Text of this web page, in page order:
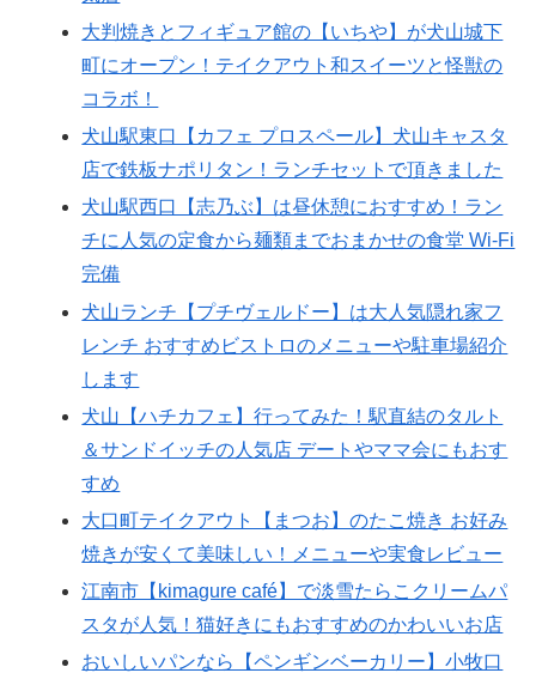
大判焼きとフィギュア館の【いちや】が犬山城下
町にオープン！テイクアウト和スイーツと怪獣の
コラボ！
犬山駅東口【カフェ プロスペール】犬山キャスタ
店で鉄板ナポリタン！ランチセットで頂きました
犬山駅西口【志乃ぶ】は昼休憩におすすめ！ラン
チに人気の定食から麺類までおまかせの食堂 Wi-Fi
完備
犬山ランチ【プチヴェルドー】は大人気隠れ家フ
レンチ おすすめビストロのメニューや駐車場紹介
します
犬山【ハチカフェ】行ってみた！駅直結のタルト
＆サンドイッチの人気店 デートやママ会にもおす
すめ
大口町テイクアウト【まつお】のたこ焼き お好み
焼きが安くて美味しい！メニューや実食レビュー
江南市【kimagure café】で淡雪たらこクリームパ
スタが人気！猫好きにもおすすめのかわいいお店
おいしいパンなら【ペンギンベーカリー】小牧口